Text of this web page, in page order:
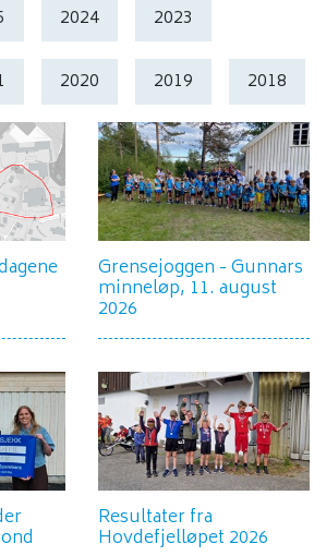
2024 2023
2020 2019 2018
Grensejoggen - Gunnars
minneløp, 11. august
2026
Resultater fra
Hovdefjelløpet 2026